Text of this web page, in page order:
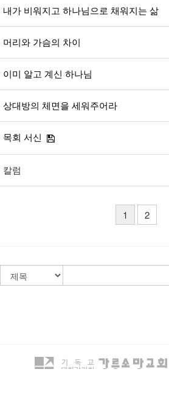
내가 비워지고 하나님으로 채워지는 삶
머리와 가슴의 차이
이미 알고 계신 하나님
상대방의 체면을 세워주어라
목회 서신
칼럼
1 2